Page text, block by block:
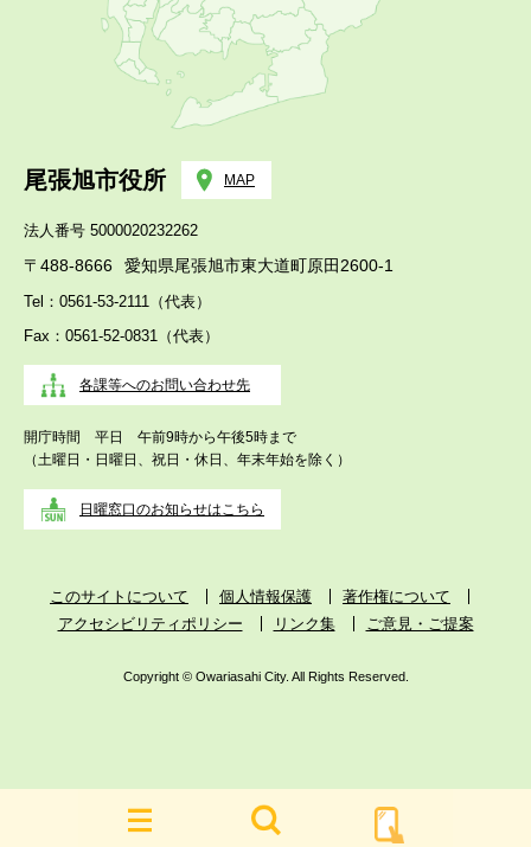
尾張旭市役所 MAP
法人番号 5000020232262
〒488-8666 愛知県尾張旭市東大道町原田2600-1
Tel：0561-53-2111（代表）
Fax：0561-52-0831（代表）
各課等へのお問い合わせ先
開庁時間 平日 午前9時から午後5時まで
（土曜日・日曜日、祝日・休日、年末年始を除く）
日曜窓口のお知らせはこちら
このサイトについて 個人情報保護
著作権について
アクセシビリティポリシー
リンク集 ご意見・ご提案
Copyright © Owariasahi City. All Rights Reserved.